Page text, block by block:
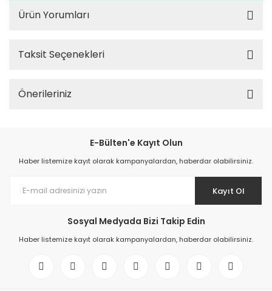
Ürün Yorumları
Taksit Seçenekleri
Önerileriniz
E-Bülten'e Kayıt Olun
Haber listemize kayıt olarak kampanyalardan, haberdar olabilirsiniz.
Kayıt Ol
Sosyal Medyada Bizi Takip Edin
Haber listemize kayıt olarak kampanyalardan, haberdar olabilirsiniz.